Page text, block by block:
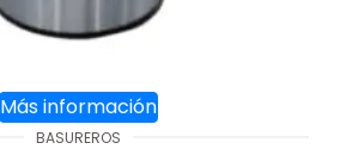
Más información
BASUREROS